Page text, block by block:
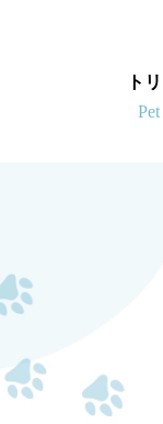
ト